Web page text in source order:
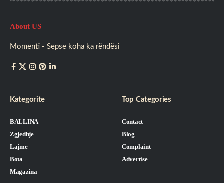
About US
Momenti - Sepse koha ka rëndësi
Kategorite
BALLINA
Zgjedhje
Lajme
Bota
Magazina
Top Categories
Contact
Blog
Complaint
Advertise